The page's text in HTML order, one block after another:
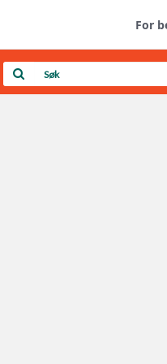
For
Last opp selv